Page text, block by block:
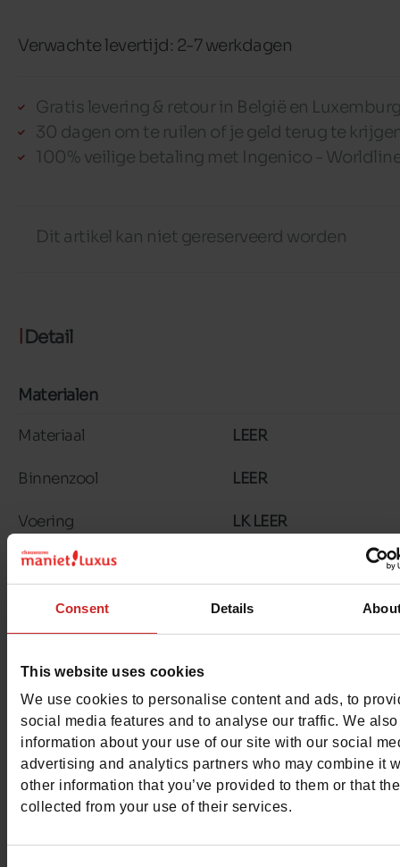
Consent Details
This website uses cookies
We use cookies to personalise content and ads, to
social media features and to analyse our traffic. We
information about your use of our site with our social
advertising and analytics partners who may combine it
other information that you’ve provided to them or that
collected from your use of their services.
Verwachte levertijd: 2-7 werkdagen
Gratis levering & retour in België en
30 dagen om te ruilen of je geld terug te
100% veilige betaling met Ingenico -
Dit artikel kan niet gereserveerd worden
Detail
Materialen
Materiaal LEER
Binnenzool LEER
Voering LK LEER
Zool
Kenmerken
Waterbestendig Neen
Eco-score B
Uitneembare zool Ja